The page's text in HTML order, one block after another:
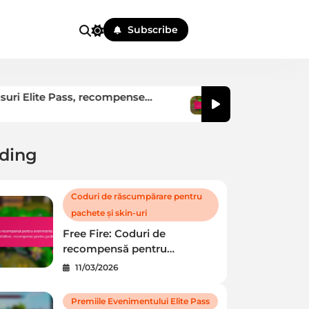
Subscribe
recompense
Free Fire: Coduri de
evenimente sezoniere,
recompense pentru
11/03/2026
Premiile Evenimentului Elite Pass
Coduri de răscumpărare pentru
pachete și skin-uri
Free Fire: Coduri de
recompensă pentru
evenimente sezoniere, oferte
pentru jucători
11/03/2026
Premiile Evenimentului Elite Pass